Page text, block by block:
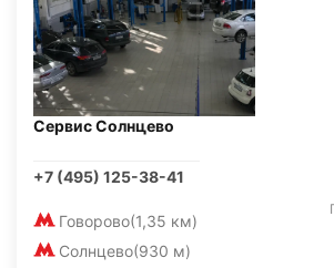
Сервис Солнцево
+7 (495) 125-38-41
Говорово(1,35 км)
Солнцево(930 м)